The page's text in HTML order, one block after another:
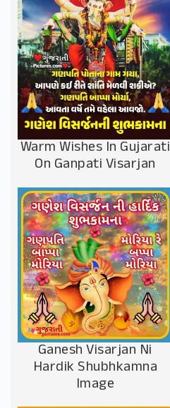
Warm Wishes In Gujarati
On Ganpati Visarjan
Ganesh Visarjan Ni
Hardik Shubhkamna
Image